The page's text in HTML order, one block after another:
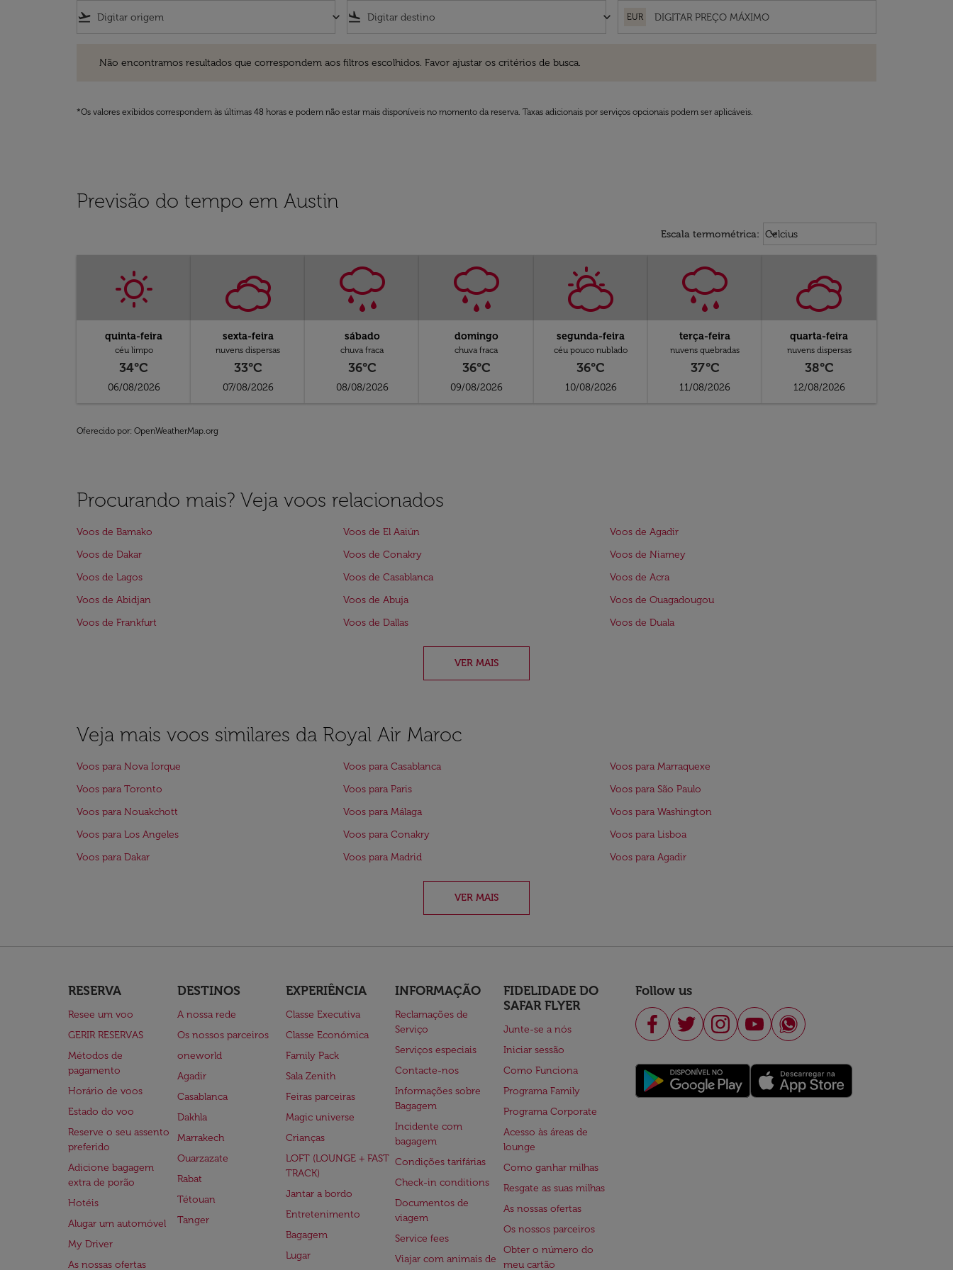
flight_takeoff keyboard_arrow_down flight_land keyboard_arrow_down EUR
Não encontramos resultados que correspondem aos filtros escolhidos. Favor ajustar os critérios de busca.
*Os valores exibidos correspondem às últimas 48 horas e podem não estar mais disponíveis no momento da reserva. Taxas adicionais por serviços opcionais podem ser aplicáveis.
Previsão do tempo em Austin
Escala termométrica: Weather unit option Celcius
Celcius
keyboard_arrow_down
quinta-feira
céu limpo
34°C
06/08/2026
sexta-feira
nuvens dispersas
33°C
07/08/2026
sábado
chuva fraca
36°C
08/08/2026
domingo
chuva fraca
36°C
09/08/2026
segunda-feira
céu pouco nublado
36°C
10/08/2026
terça-feira
nuvens quebradas
37°C
11/08/2026
quarta-feira
nuvens dispersas
38°C
12/08/2026
Oferecido por: OpenWeatherMap.org
Procurando mais? Veja voos relacionados
Voos de Bamako Voos de El Aaiún
Voos de Agadir
Voos de Dakar
Voos de Conakry
Voos de Niamey
Voos de Lagos
Voos de Casablanca
Voos de Acra
Voos de Abidjan
Voos de Abuja
Voos de Ouagadougou
Voos de Frankfurt
Voos de Dallas Voos de Duala
VER MAIS
Veja mais voos similares da Royal Air Maroc
Voos para Nova Iorque Voos para Casablanca
Voos para Marraquexe
Voos para Toronto
Voos para Paris
Voos para São Paulo
Voos para Nouakchott
Voos para Málaga
Voos para Washington
Voos para Los Angeles
Voos para Conakry
Voos para Lisboa
Voos para Dakar
Voos para Madrid Voos para Agadir
VER MAIS
RESERVA
Resee um voo
GERIR RESERVAS
Métodos de
pagamento
Horário de voos
Estado do voo
Reserve o seu assento
preferido
Adicione bagagem
extra de porão
Hotéis
Alugar um automóvel
My Driver
As nossas ofertas
DESTINOS
A nossa rede
Os nossos parceiros
oneworld
Agadir
Casablanca
Dakhla
Marrakech
Ouarzazate
Rabat
Tétouan
Tanger
EXPERIÊNCIA
Classe Executiva
Classe Económica
Family Pack
Sala Zenith
Feiras parceiras
Magic universe
Crianças
LOFT (LOUNGE + FAST
TRACK)
Jantar a bordo
Entretenimento
Bagagem
Lugar
INFORMAÇÃO
Reclamações de
Serviço
Serviços especiais
Contacte-nos
Informações sobre
Bagagem
Incidente com
bagagem
Condições tarifárias
Check-in conditions
Documentos de
viagem
Service fees
Viajar com animais de
FIDELIDADE DO
SAFAR FLYER
Junte-se a nós
Iniciar sessão
Como Funciona
Programa Family
Programa Corporate
Acesso às áreas de
lounge
Como ganhar milhas
Resgate as suas milhas
As nossas ofertas
Os nossos parceiros
Obter o número do
meu cartão
Follow us